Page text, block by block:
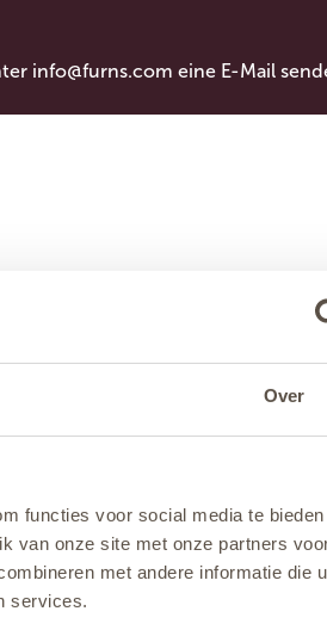
Over
functies voor social media te
van onze site met onze partners
met andere informatie die
services.
info@furns.com eine E-Mail